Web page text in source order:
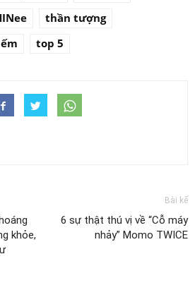
thần tượng
top 5
khỏe,
Bài kế
6 sự thật thú vị về “Cỗ máy
nhảy” Momo TWICE